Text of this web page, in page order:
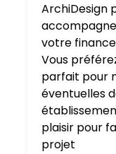
ArchiDesign
votre
Vous
parfait pour
éventuelles
plaisir pour
projet